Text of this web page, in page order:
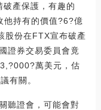
產保護，有趣的
他持有的價值?6?億
股份在FTX宣布破產
證券交易委員會竟
萬美元，估
有關。
聽證會，可能會對